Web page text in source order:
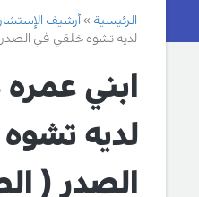
الرئيسية أرشيف
لديه تشوه خلقي في الصدر
لديه
الصدر (